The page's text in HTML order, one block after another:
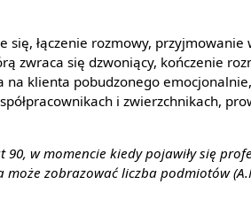
łączenie rozmowy, przyjmowanie
zwraca się dzwoniący, kończenie
klienta pobudzonego
i zwierzchnikach,
90, w momencie kiedy pojawiły się
może zobrazować liczba podmiotów